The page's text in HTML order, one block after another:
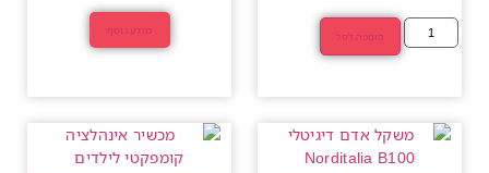
הוספה לסל מידע נוסף